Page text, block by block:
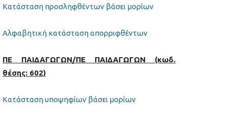
Κατάσταση προσληφθέντων βάσει μορίων
Αλφαβητική κατάσταση απορριφθέντων
ΠΕ ΠΑΙΔΑΓΩΓΩΝ/ΠΕ ΠΑΙΔΑΓΩΓΩΝ (κωδ.
θέσης: 602)
Κατάσταση υποψηφίων βάσει μορίων